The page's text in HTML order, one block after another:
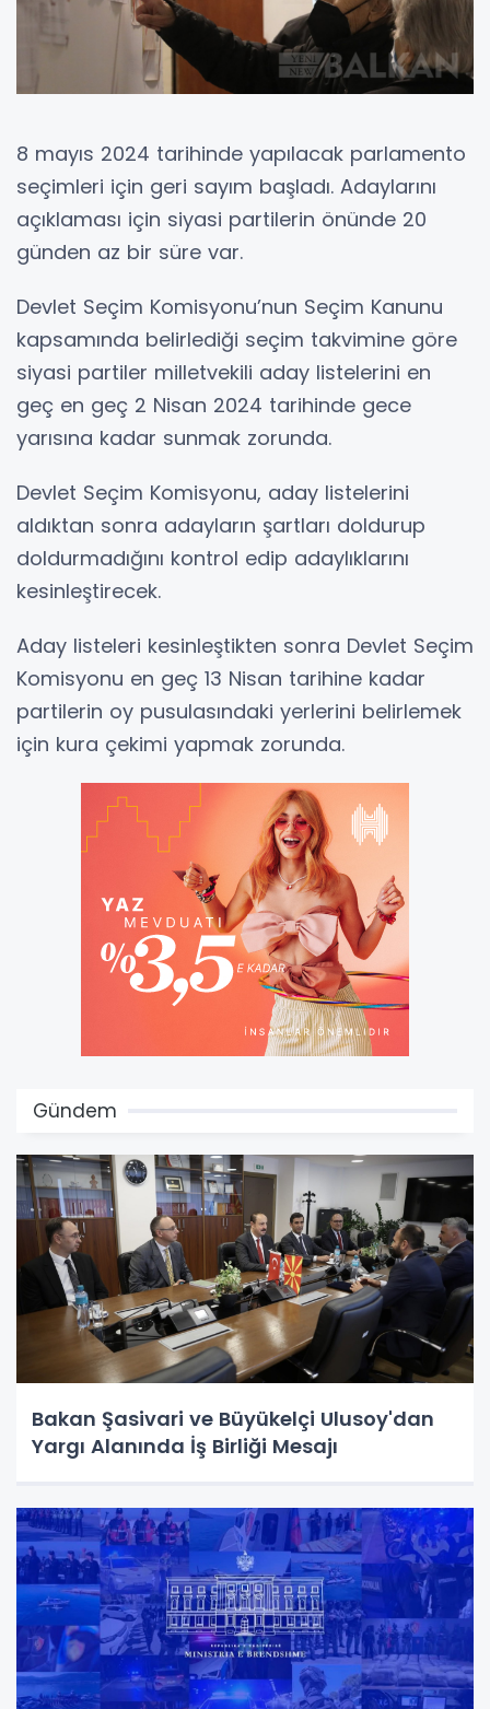
8 mayıs 2024 tarihinde yapılacak parlamento
seçimleri için geri sayım başladı. Adaylarını
açıklaması için siyasi partilerin önünde 20
günden az bir süre var.
Devlet Seçim Komisyonu’nun Seçim Kanunu
kapsamında belirlediği seçim takvimine göre
siyasi partiler milletvekili aday listelerini en
geç en geç 2 Nisan 2024 tarihinde gece
yarısına kadar sunmak zorunda.
Devlet Seçim Komisyonu, aday listelerini
aldıktan sonra adayların şartları doldurup
doldurmadığını kontrol edip adaylıklarını
kesinleştirecek.
Aday listeleri kesinleştikten sonra Devlet Seçim
Komisyonu en geç 13 Nisan tarihine kadar
partilerin oy pusulasındaki yerlerini belirlemek
için kura çekimi yapmak zorunda.
Gündem
Bakan Şasivari ve Büyükelçi Ulusoy'dan
Yargı Alanında İş Birliği Mesajı